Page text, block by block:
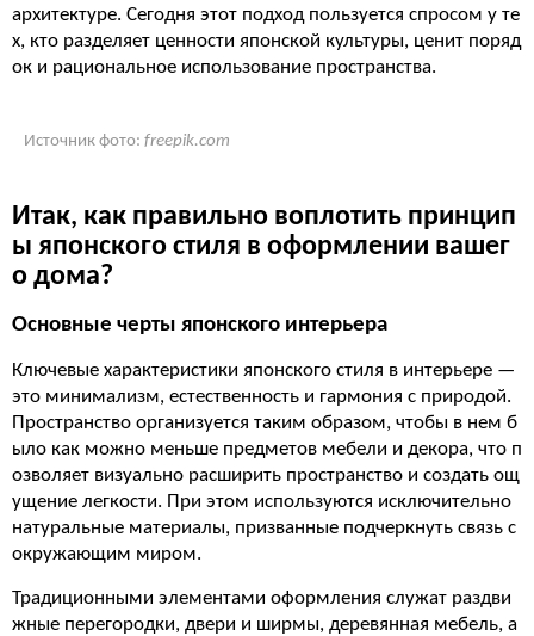
архитектуре. Сегодня этот подход пользуется спросом у те
х, кто разделяет ценности японской культуры, ценит поряд
ок и рациональное использование пространства.
Источник фото: freepik.com
Итак, как правильно воплотить принцип
ы японского стиля в оформлении вашег
о дома?
Основные черты японского интерьера
Ключевые характеристики японского стиля в интерьере —
это минимализм, естественность и гармония с природой.
Пространство организуется таким образом, чтобы в нем б
ыло как можно меньше предметов мебели и декора, что п
озволяет визуально расширить пространство и создать ощ
ущение легкости. При этом используются исключительно
натуральные материалы, призванные подчеркнуть связь с
окружающим миром.
Традиционными элементами оформления служат раздви
жные перегородки, двери и ширмы, деревянная мебель, а